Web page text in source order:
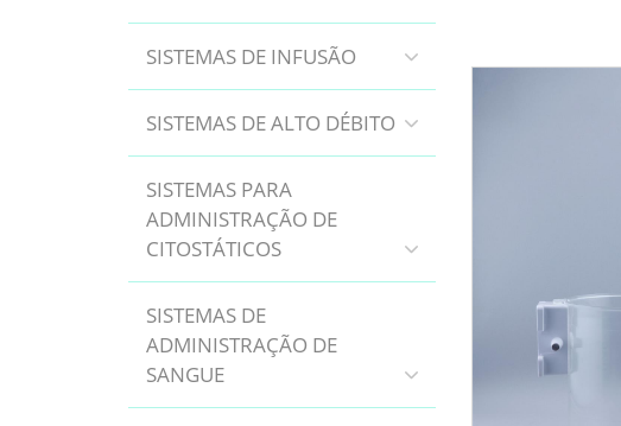
SISTEMAS DE INFUSÃO
SISTEMAS DE ALTO DÉBITO
SISTEMAS PARA
ADMINISTRAÇÃO DE
CITOSTÁTICOS
SISTEMAS DE
ADMINISTRAÇÃO DE
SANGUE